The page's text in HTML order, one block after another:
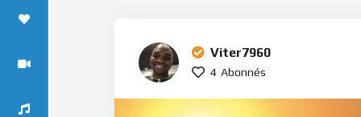
Viter7960
4 Abonnés